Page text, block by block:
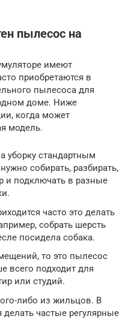
пылесос на
имеют
приобретаются в
пылесоса для
доме. Ниже
когда может
модель.
уборку стандартным
собирать, разбирать,
и подключать в разные
часто это делать
собрать шерсть
посидела собака.
то это пылесос
всего подходит для
или студий.
либо из жильцов. В
делать частые регулярные